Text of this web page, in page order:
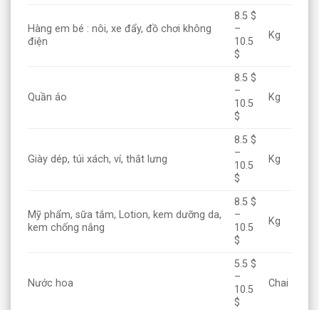
Hàng em bé : nôi, xe đẩy, đồ chơi không
điện
8.5 $
–
10.5
$
Kg
Quần áo
8.5 $
–
10.5
$
Kg
Giày dép, túi xách, ví, thắt lưng
8.5 $
–
10.5
$
Kg
Mỹ phẩm, sữa tắm, Lotion, kem dưỡng da,
kem chống nắng
8.5 $
–
10.5
$
Kg
Nước hoa
5.5 $
–
10.5
$
Chai